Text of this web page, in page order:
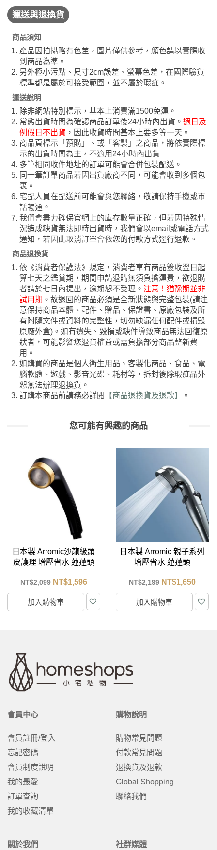
運送與退換貨
商品須知
產品因拍攝略有色差，圖片僅供參考，顏色請以實際收
到商品為準。
另外極小污點、尺寸2cm誤差、螢幕色差，在國際驗貨
標準都是屬於可接受範圍，並不屬於瑕疵。
運送說明
除非網站特別標示，基本上消費滿1500免運。
常態出貨時間為確認商品訂單後24小時內出貨。 週日及
例假日不出貨 ，因此收貨時間基本上要多等一天。
商品頁標示「預購」、或「客製」之商品，將依實際標
示的出貨時間為主，不適用24小時內出貨
多筆相同收件地址的訂單可能會合併包裝配送。
同一筆訂單商品若因出貨廠商不同，可能會收到多個包
裹。
宅配人員在配送前可能會與您聯絡，敬請保持手機或市
話暢通。
我們會盡力確保官網上的庫存數量正確，但若因特殊情
況造成缺貨無法即時出貨時，我們會以email或電話方式
通知，若因此取消訂單會依您的付款方式逕行退款。
商品退換貨
依《消費者保護法》規定，消費者享有商品簽收翌日起
算七天之鑑賞期，期間申請退購無須負擔運費，欲退購
者請於七日內提出，逾期恕不受理。 注意！猶豫期並非
試用期 。故退回的商品必須是全新狀態與完整包裝(請注
意保持商品本體、配件、贈品、保證書、原廠包裝及所
有附隨文件或資料的完整性，切勿缺漏任何配件或損毀
原廠外盒)。如有遺失、毀損或缺件導致商品無法回復原
狀者，可能影響您退貨權益或需負擔部分商品整新費
用。
如購買的商品是個人衛生用品、客製化商品、食品、電
腦軟體、遊戲、影音光碟、耗材等，拆封後除瑕疵品外
恕無法辦理退換貨。
訂購本商品前請務必詳閱
【商品退換貨及退款】 。
您可能有興趣的商品
日本製 Arromic 親子系列
增壓省水 蓮蓬頭
NT$2,199 NT$1,650
加入購物車
CB Japan 泡泡糖 超柔系
列 超細纖維3倍吸水浴巾
NT$ 500 NT$475
加入購物車
會員中心
會員註冊/登入
忘記密碼
會員制度說明
我的最愛
訂單查詢
我的收藏清單
購物說明
購物常見問題
付款常見問題
退換貨及退款
Global Shopping
聯絡我們
關於我們 社群媒體